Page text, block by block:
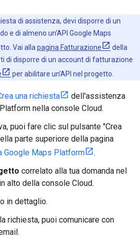
di assistenza, devi disporre di un
e di almeno un'API Google Maps
Vai alla pagina Fatturazione
della
di disporre di un account di fatturazione
per abilitare un'API nel progetto.
una richiesta
dell'assistenza
nella console Cloud.
puoi fare clic sul pulsante "Crea
parte superiore della pagina
Google Maps Platform
.
correlato alla tua domanda nel
alto della console Cloud.
in dettaglio.
richiesta, puoi comunicare con